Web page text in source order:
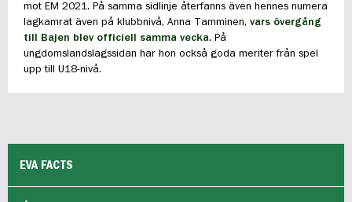
mot EM 2021. På samma sidlinje återfanns även hennes numera
lagkamrat även på klubbnivå, Anna Tamminen, vars övergång
till Bajen blev officiell samma vecka. På
ungdomslandslagssidan har hon också goda meriter från spel
upp till U18-nivå.
EVA FACTS